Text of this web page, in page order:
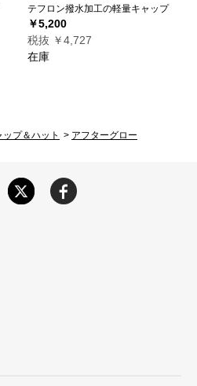
テフロン撥水加工の軽量キャップ
￥5,200
税抜 ￥4,727
在庫
ップ＆ハット > アフターグロー